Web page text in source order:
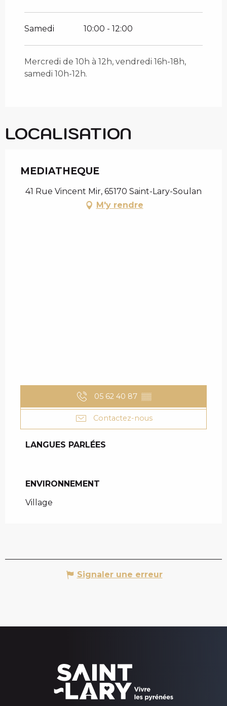
Samedi 10:00 - 12:00
Mercredi de 10h à 12h, vendredi 16h-18h,
samedi 10h-12h.
LOCALISATION
MEDIATHEQUE
41 Rue Vincent Mir, 65170 Saint-Lary-Soulan
M'y rendre
05 62 40 87 ▒▒
Contactez-nous
LANGUES PARLÉES
LANGUES PARLÉES
ENVIRONNEMENT
ENVIRONNEMENT
Village
Signaler une erreur